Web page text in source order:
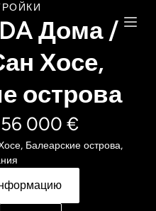
Дома /
Хосе,
острова
000 €
Балеарские острова,